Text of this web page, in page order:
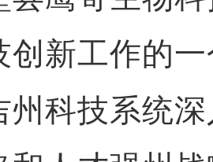
创新工作的
州科技系统